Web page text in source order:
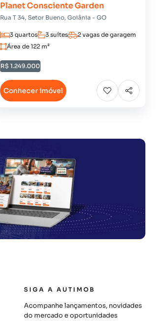
Planet Consciente Garden
Rua T 34, Setor Bueno, Goiânia - GO
3 quartos 3 suítes
2 vagas de garagem
Área de 122 m²
R$ 1.249.000
Conhecer imóvel
SIGA A AUTIMOB
Acompanhe lançamentos, novidades
do mercado e oportunidades